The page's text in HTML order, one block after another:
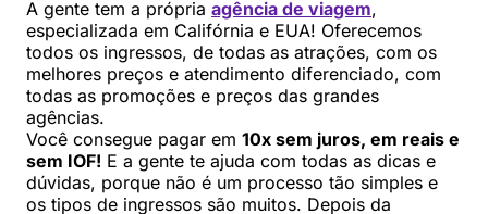
A gente tem a própria agência de viagem,
especializada em Califórnia e EUA! Oferecemos
todos os ingressos, de todas as atrações, com os
melhores preços e atendimento diferenciado, com
todas as promoções e preços das grandes
agências.
Você consegue pagar em 10x sem juros, em reais e
sem IOF! E a gente te ajuda com todas as dicas e
dúvidas, porque não é um processo tão simples e
os tipos de ingressos são muitos. Depois da